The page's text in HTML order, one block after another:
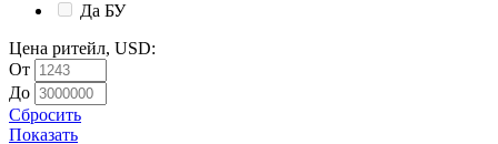
Да БУ
Цена ритейл, USD:
От
До
Сбросить
Показать